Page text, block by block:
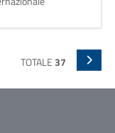
diTOTALE 37